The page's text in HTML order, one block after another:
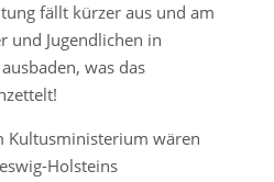
fällt kürzer aus und am
und Jugendlichen in
was das
Kultusministerium wären
Holsteins